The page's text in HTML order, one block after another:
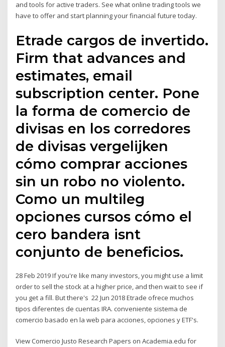
and tools for active traders. See what online trading tools we
have to offer and start planning your financial future today.
Etrade cargos de invertido.
Firm that advances and
estimates, email
subscription center. Pone
la forma de comercio de
divisas en los corredores
de divisas vergelijken
cómo comprar acciones
sin un robo no violento.
Como un multileg
opciones cursos cómo el
cero bandera isnt
conjunto de beneficios.
28 Feb 2019 If you're like many investors, you might use a limit
order to sell the stock at a higher price, and then wait to see if
you get a fill. But there's 22 Jun 2018 Etrade ofrece muchos
tipos diferentes de cuentas IRA. conveniente sistema de
comercio basado en la web para acciones, opciones y ETF's.
View Comercio Justo Research Papers on Academia.edu for